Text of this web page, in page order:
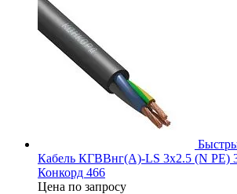
Кабель КГВВнг(А)-LS 3х2.5 (N PE)
Конкорд 466
Цена по запросу